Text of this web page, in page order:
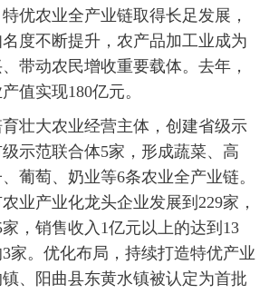
原晚报
优农业全产业链取得长足发展，
度不断提升，农产品加工业成为
带动农民增收重要载体。去年，
值实现180亿元。
大农业经营主体，创建省级示
示范联合体5家，形成蔬菜、高
葡萄、奶业等6条农业全产业链。
业产业化龙头企业发展到229家，
，销售收入1亿元以上的达到13
家。优化布局，持续打造特优产业
、阳曲县东黄水镇被认定为首批